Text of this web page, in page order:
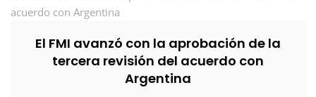
El FMI avanzó con la aprobación de la
tercera revisión del acuerdo con
Argentina